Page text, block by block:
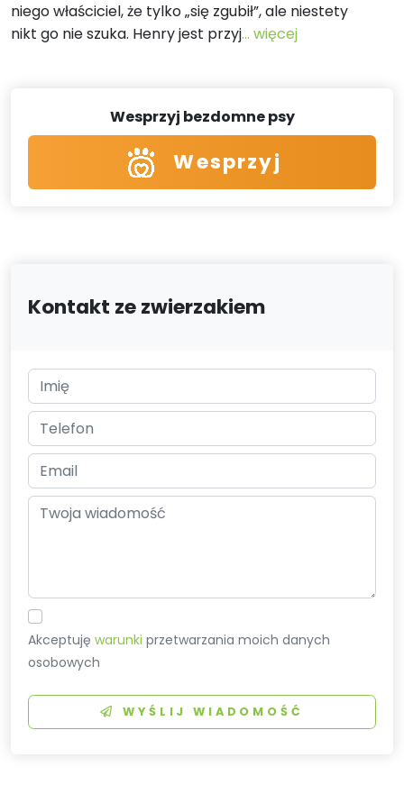
niego właściciel, że tylko „się zgubił”, ale niestety
nikt go nie szuka. Henry jest przyj... więcej
Wesprzyj bezdomne psy
Wesprzyj
Kontakt ze zwierzakiem
Akceptujęwarunki przetwarzania moich danych
osobowych
WYŚLIJ WIADOMOŚĆ